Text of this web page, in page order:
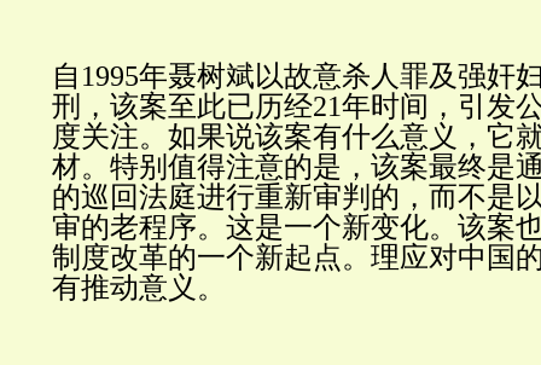
自1995年聂树斌以故意杀人罪及强奸
刑，该案至此已历经21年时间，引发
度关注。如果说该案有什么意义，它
材。特别值得注意的是，该案最终是
的巡回法庭进行重新审判的，而不是
审的老程序。这是一个新变化。该案
制度改革的一个新起点。理应对中国
有推动意义。